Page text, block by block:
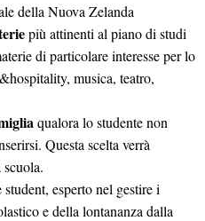
della Nuova Zelanda
più attinenti al piano di studi
di particolare interesse per lo
musica, teatro,
qualora lo studente non
Questa scelta verrà
student, esperto nel gestire i
e della lontananza dalla